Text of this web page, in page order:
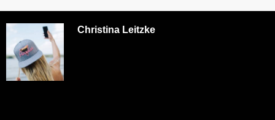
Christina Leitzke